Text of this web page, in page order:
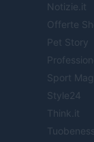
Notizie.it
Offerte
Pet Story
Sport
Style24
Think.it